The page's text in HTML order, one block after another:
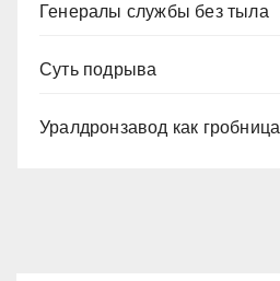
Генералы службы без тыла
Суть подрыва
Уралдронзавод как гробница